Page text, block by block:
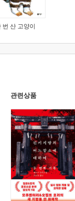
번 산 고양이
관련상품